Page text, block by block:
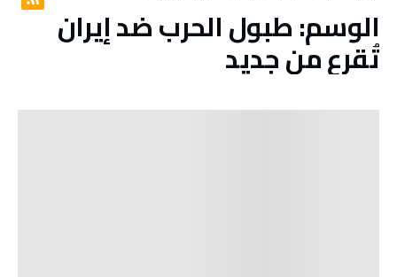
الوسم:طبول الحرب ضد إيران
تُقرع من جديد